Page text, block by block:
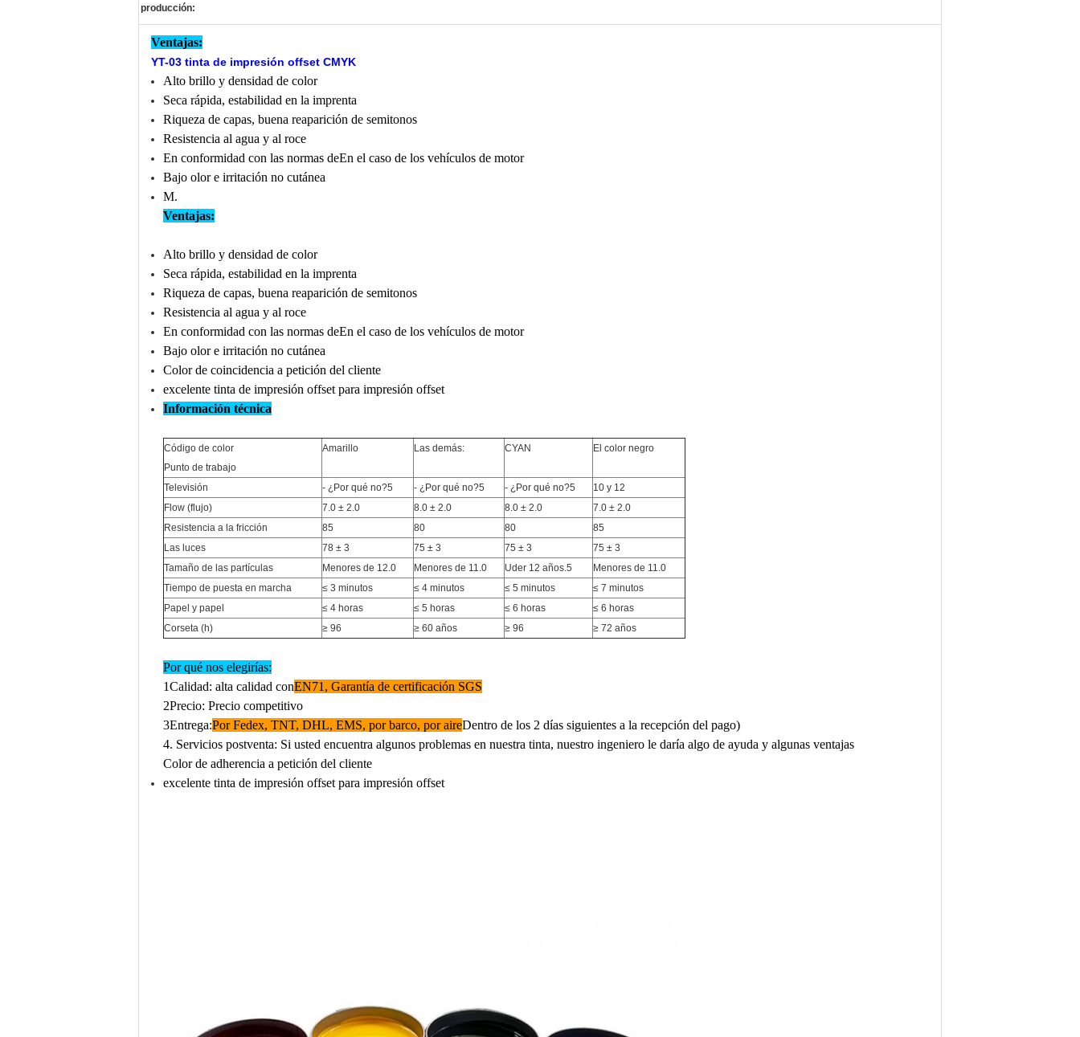
producción:
Ventajas:
YT-03 tinta de impresión offset CMYK
Alto brillo y densidad de color
Seca rápida, estabilidad en la imprenta
Riqueza de capas, buena reaparición de semitonos
Resistencia al agua y al roce
En conformidad con las normas deEn el caso de los vehículos de motor
Bajo olor e irritación no cutánea
M.
Ventajas:
Alto brillo y densidad de color
Seca rápida, estabilidad en la imprenta
Riqueza de capas, buena reaparición de semitonos
Resistencia al agua y al roce
En conformidad con las normas deEn el caso de los vehículos de motor
Bajo olor e irritación no cutánea
Color de coincidencia a petición del cliente
excelente tinta de impresión offset para impresión offset
Información técnica
Código de color
Punto de trabajo
Amarillo Las demás: CYAN El color negro
Televisión - ¿Por qué no?5 - ¿Por qué no?5 - ¿Por qué no?5
10 y 12
Flow (flujo)
7.0 ± 2.0 8.0 ± 2.0 8.0 ± 2.0
7.0 ± 2.0
Resistencia a la fricción
85 80 80
85
Las luces
78 ± 3 75 ± 3 75 ± 3
75 ± 3
Tamaño de las partículas
Menores de 12.0 Menores de 11.0 Uder 12 años.5
Menores de 11.0
Tiempo de puesta en marcha
≤ 3 minutos ≤ 4 minutos ≤ 5 minutos
≤ 7 minutos
Papel y papel
≤ 4 horas ≤ 5 horas ≤ 6 horas
≤ 6 horas
Corseta (h)
≥ 96 ≥ 60 años ≥ 96 ≥ 72 años
Por qué nos elegirías:
1Calidad: alta calidad conEN71, Garantía de certificación SGS
2Precio: Precio competitivo
3Entrega:Por Fedex, TNT, DHL, EMS, por barco, por aireDentro de los 2 días siguientes a la recepción del pago)
4. Servicios postventa: Si usted encuentra algunos problemas en nuestra tinta, nuestro ingeniero le daría algo de ayuda y algunas ventajas
Color de adherencia a petición del cliente
excelente tinta de impresión offset para impresión offset